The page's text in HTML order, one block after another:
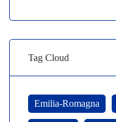
Tag Cloud
Emilia-Romagna